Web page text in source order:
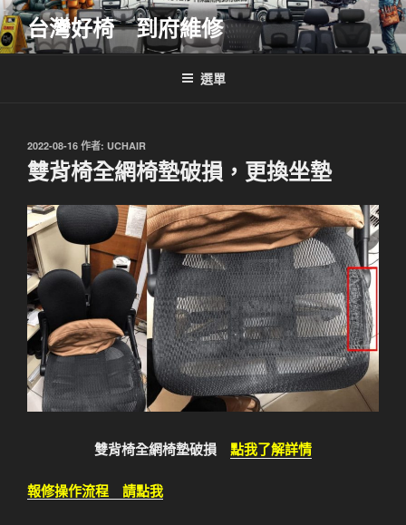
跳
至
主
台灣好椅 到府維修
選單
發
佈
於
2022-08-16 作者: UCHAIR
雙背椅全網椅墊破損，更換坐墊
雙背椅全網椅墊破損 點我了解詳情
報修操作流程 請點我